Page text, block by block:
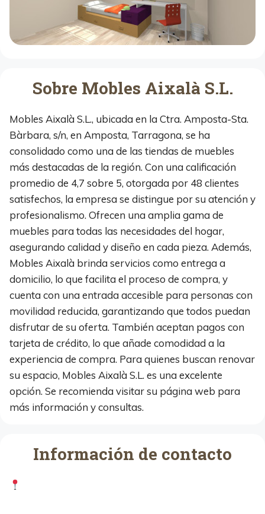
Sobre Mobles Aixalà S.L.
Mobles Aixalà S.L., ubicada en la Ctra. Amposta-Sta.
Bàrbara, s/n, en Amposta, Tarragona, se ha
consolidado como una de las tiendas de muebles
más destacadas de la región. Con una calificación
promedio de 4,7 sobre 5, otorgada por 48 clientes
satisfechos, la empresa se distingue por su atención y
profesionalismo. Ofrecen una amplia gama de
muebles para todas las necesidades del hogar,
asegurando calidad y diseño en cada pieza. Además,
Mobles Aixalà brinda servicios como entrega a
domicilio, lo que facilita el proceso de compra, y
cuenta con una entrada accesible para personas con
movilidad reducida, garantizando que todos puedan
disfrutar de su oferta. También aceptan pagos con
tarjeta de crédito, lo que añade comodidad a la
experiencia de compra. Para quienes buscan renovar
su espacio, Mobles Aixalà S.L. es una excelente
opción. Se recomienda visitar su página web para
más información y consultas.
Información de contacto